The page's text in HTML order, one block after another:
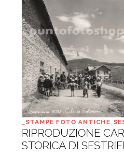
_STAMPE FOTO ANTICHE
RIPRODUZIONE
STORICA DI